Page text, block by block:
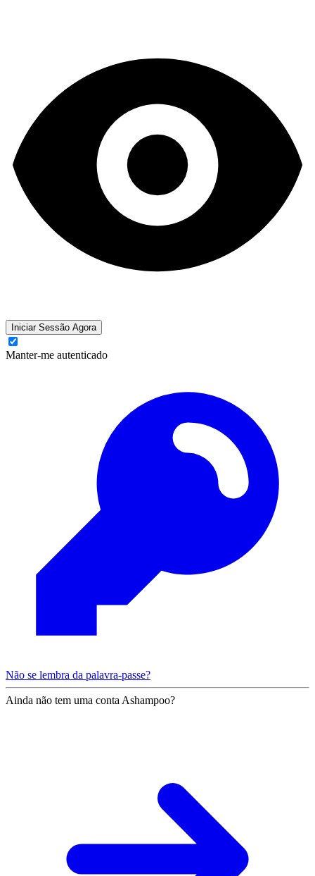
Iniciar Sessão Agora
Manter-me autenticado
Não se lembra da palavra-passe?
Ainda não tem uma conta Ashampoo?